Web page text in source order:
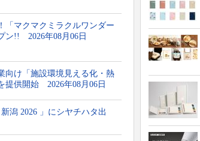
「マクマクミラクルワンダー
ン!! 2026年08月06日
け「施設環境見える化・熱
提供開始 2026年08月06日
新潟 2026 」にシヤチハタ出